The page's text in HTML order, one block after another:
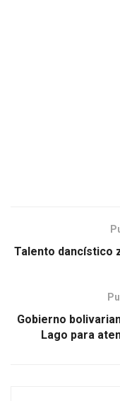
Talento dancístico
Gobierno
Lago para